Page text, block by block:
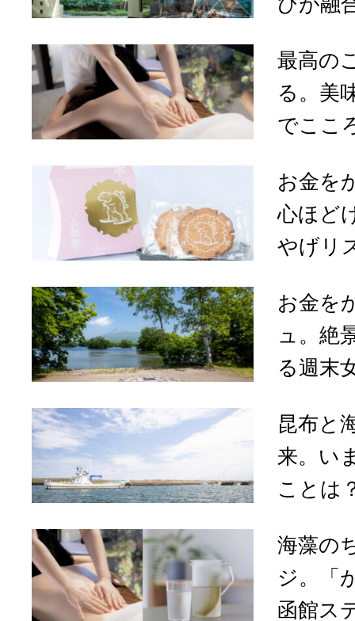
最高の
る。美
でここ
お金を
心ほど
やげリ
お金を
ュ。絶
る週末
昆布と
来。い
ことは
海藻の
ジ。「
函館ス